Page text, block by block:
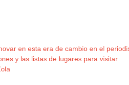
en esta era de cambio en el
y las listas de lugares para visitar